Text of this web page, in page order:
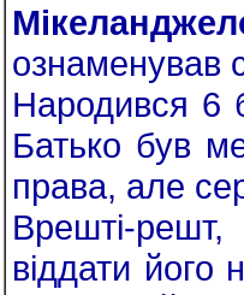
ознаменував
Народився 6
Батько був
права, але
Врешті-
віддати його